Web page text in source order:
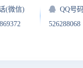
(微信)
QQ号
526288068